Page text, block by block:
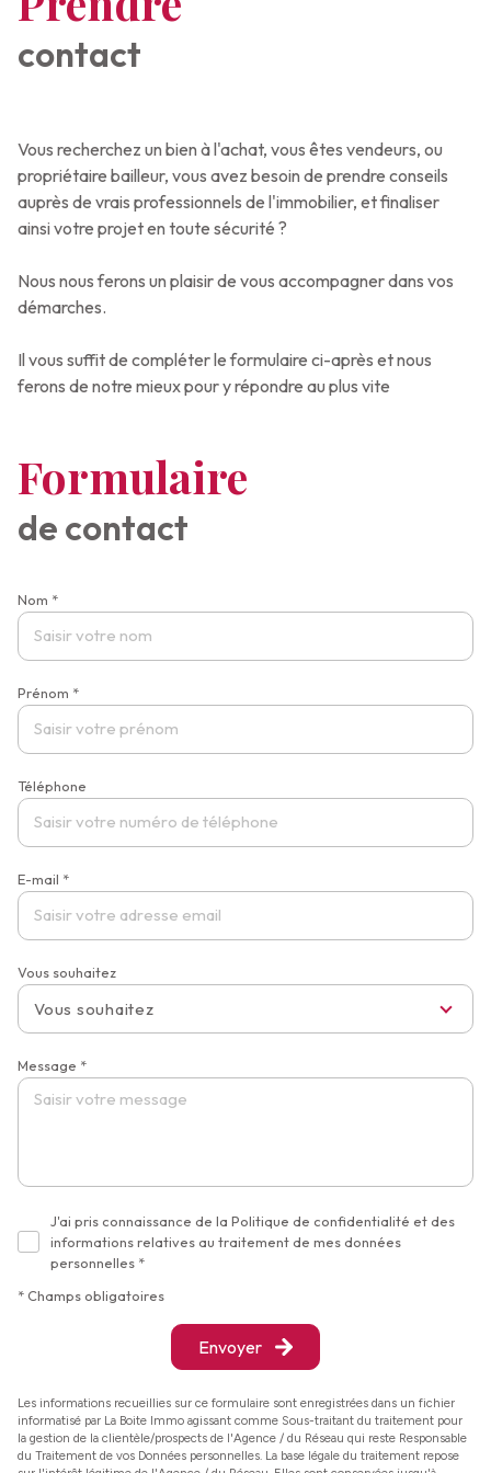
VOIR
TOUS
LES
ESTIMATION
NOTRE
CONTACTER
contact
Vous recherchez un bien à l'achat, vous êtes vendeurs, ou
propriétaire bailleur, vous avez besoin de prendre conseils
auprès de vrais professionnels de l'immobilier, et finaliser
ainsi votre projet en toute sécurité ?
Nous nous ferons un plaisir de vous accompagner dans vos
démarches.
Il vous suffit de compléter le formulaire ci-après et nous
ferons de notre mieux pour y répondre au plus vite
Formulaire
de contact
Nom *
Prénom *
Téléphone
E-mail *
Vous souhaitez
Vous souhaitez
Message *
J'ai pris connaissance de la Politique de confidentialité et des
informations relatives au traitement de mes données
personnelles *
* Champs obligatoires
Envoyer
Les informations recueillies sur ce formulaire sont enregistrées dans un fichier
informatisé par La Boite Immo agissant comme Sous-traitant du traitement pour
la gestion de la clientèle/prospects de l'Agence / du Réseau qui reste Responsable
du Traitement de vos Données personnelles. La base légale du traitement repose